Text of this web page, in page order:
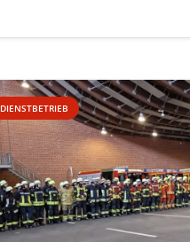
DIENSTBETRIEB